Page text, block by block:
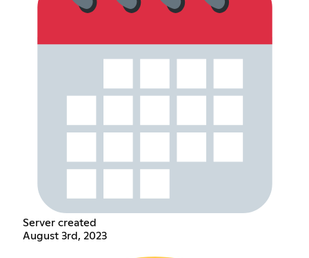
Server created
August 3rd, 2023